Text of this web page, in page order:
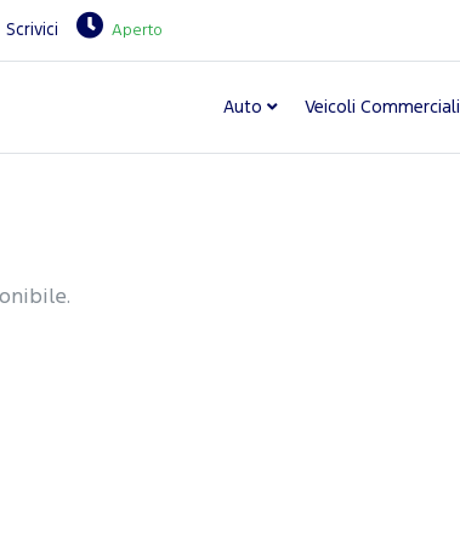
Scrivici Aperto
Auto Veicoli Commerciali